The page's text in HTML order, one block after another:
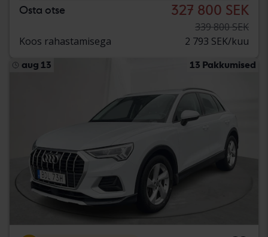
Osta otse 327 800 SEK
339 800 SEK
Koos rahastamisega
2 793 SEK/kuu
aug 13 13 Pakkumised